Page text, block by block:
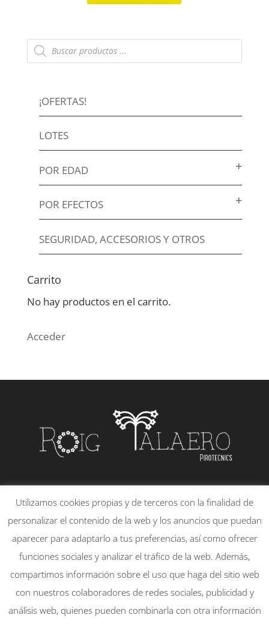
Búsqueda
de
productos
¡OFERTAS!
LOTES
POR EDAD
POR EFECTOS
SEGURIDAD, ACCESORIOS Y OTROS
Carrito
No hay productos en el carrito.
Acceder
PLAÇA DE LA CONSTITUCIÓ, 21 – 1
46130 – MASSAMAGRELL
651830095
info@rtpirotecnicsmassamagrell.es
Mi cuenta
Aviso Legal
Utilizamos cookies propias y de terceros con la finalidad de
personalizar el contenido de la web y los anuncios que puedan
aparecer para adaptarlo a tus preferencias, así como ofrecer
funciones sociales y analizar el tráfico de la web. Además,
compartimos información sobre el uso que haga del sitio web
con nuestros colaboradores de redes sociales, publicidad y
análisis web, quienes pueden combinarla con otra información